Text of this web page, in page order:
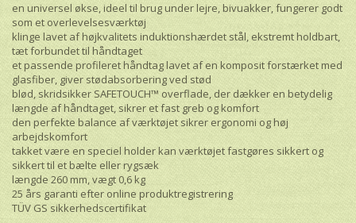
en universel økse, ideel til brug under lejre, bivuakker, fungerer godt
som et overlevelsesværktøj
klinge lavet af højkvalitets induktionshærdet stål, ekstremt holdbart,
tæt forbundet til håndtaget
et passende profileret håndtag lavet af en komposit forstærket med
glasfiber, giver stødabsorbering ved stød
blød, skridsikker SAFETOUCH™ overflade, der dækker en betydelig
længde af håndtaget, sikrer et fast greb og komfort
den perfekte balance af værktøjet sikrer ergonomi og høj
arbejdskomfort
takket være en speciel holder kan værktøjet fastgøres sikkert og
sikkert til et bælte eller rygsæk
længde 260 mm, vægt 0,6 kg
25 års garanti efter online produktregistrering
TÜV GS sikkerhedscertifikat